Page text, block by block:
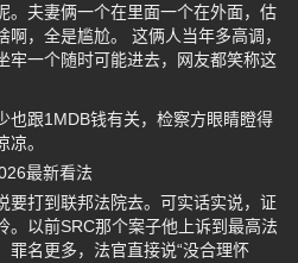
。夫妻俩一个在里面一个在外面，估
，全是尴尬。 这俩人当年多高调，
牢一个随时可能进去，网友都笑称这
也跟1MDB钱有关，检察方眼睛瞪得
。
最新看法
要打到联邦法院去。可实话实说，证
。以前SRC那个案子他上诉到最高法
罪名更多，法官直接说“没合理怀